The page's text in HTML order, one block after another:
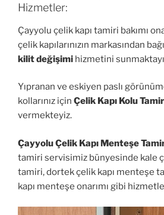
Hizmetler:
Çayyolu çelik kapı tamiri bakımı
çelik kapılarınızın markasından
kilit değişimi hizmetini
Yıpranan ve eskiyen paslı
kollarınız için Çelik Kapı Kolu
vermekteyiz.
Çayyolu Çelik Kapı Menteşe
tamiri servisimiz bünyesinde kale
tamiri, dortek çelik kapı menteşe
kapı menteşe onarımı gibi